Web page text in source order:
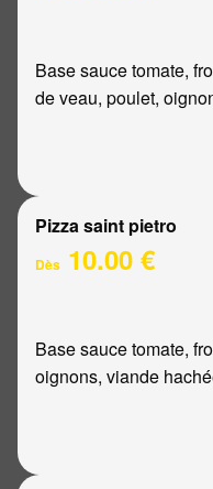
Base sauce tomate,
de veau, poulet,
Pizza saint pietro
Dès 10.00 €
Base sauce tomate,
oignons, viande